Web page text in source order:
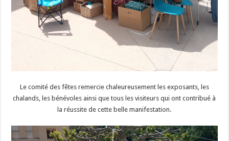
Le comité des fêtes remercie chaleureusement les exposants, les
chalands, les bénévoles ainsi que tous les visiteurs qui ont contribué à
la réussite de cette belle manifestation.